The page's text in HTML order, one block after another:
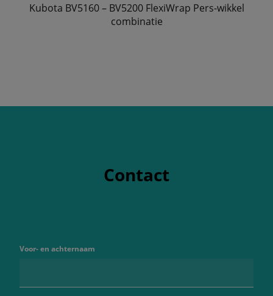
Kubota BV5160 – BV5200 FlexiWrap Pers-wikkel
combinatie
Contact
Voor- en achternaam